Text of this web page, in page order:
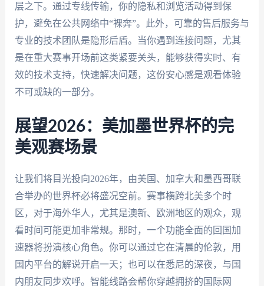
层之下。通过专线传输，你的隐私和浏览活动得到保
护，避免在公共网络中“裸奔”。此外，可靠的售后服务与
专业的技术团队是隐形后盾。当你遇到连接问题，尤其
是在重大赛事开场前这类紧要关头，能够获得实时、有
效的技术支持，快速解决问题，这份安心感是观看体验
不可或缺的一部分。
展望2026：美加墨世界杯的完
美观赛场景
让我们将目光投向2026年，由美国、加拿大和墨西哥联
合举办的世界杯必将盛况空前。赛事横跨北美多个时
区，对于海外华人，尤其是澳新、欧洲地区的观众，观
看时间可能更加非常规。那时，一个功能全面的回国加
速器将扮演核心角色。你可以通过它在清晨的伦敦，用
国内平台的解说开启一天；也可以在悉尼的深夜，与国
内朋友同步欢呼。智能线路会帮你穿越拥挤的国际网